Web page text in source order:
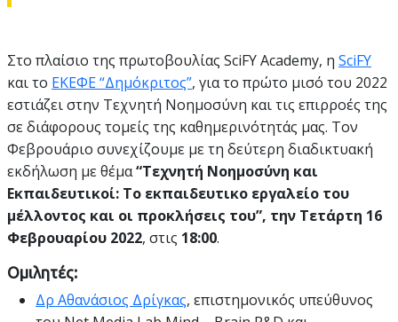
Στο πλαίσιο της πρωτοβουλίας SciFY Academy, η SciFY
και το ΕΚΕΦΕ “Δημόκριτος”, για το πρώτο μισό του 2022
εστιάζει στην Τεχνητή Νοημοσύνη και τις επιρροές της
σε διάφορους τομείς της καθημερινότητάς μας. Τον
Φεβρουάριο συνεχίζουμε με τη δεύτερη διαδικτυακή
εκδήλωση με θέμα“Τεχνητή Νοημοσύνη και
Εκπαιδευτικοί: Το εκπαιδευτικο εργαλείο του
μέλλοντος και οι προκλήσεις του”, την Τετάρτη 16
Φεβρουαρίου 2022, στις 18:00.
Ομιλητές:
Δρ Αθανάσιος Δρίγκας, επιστημονικός υπεύθυνος